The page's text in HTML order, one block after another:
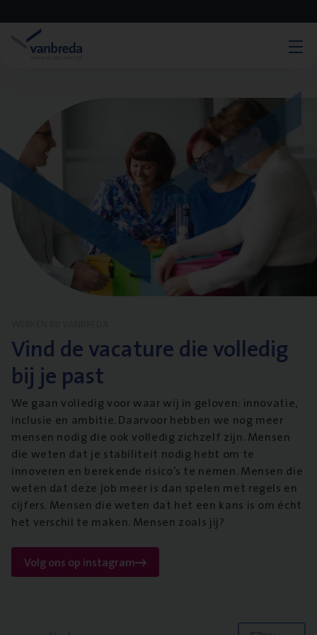
Vind de vacature die volledig
bij je past
We gaan volledig voor waar wij in geloven: innovatie,
inclusie en ambitie. Daarvoor hebben we nog meer
mensen nodig die ook volledig zichzelf zijn. Mensen
die weten dat je stabiliteit nodig hebt om te
innoveren en berekende risico’s te nemen. Mensen die
weten dat deze job meer is dan spelen met regels en
cijfers. Mensen die weten dat het een kans is om écht
het verschil te maken. Mensen zoals jij?
Volg ons op instagram